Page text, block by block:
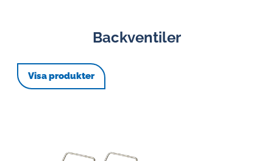
Backventiler
Visa produkter